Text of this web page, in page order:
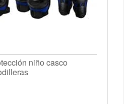
niño casco